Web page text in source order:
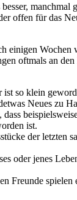
manchmal
offen für das
einigen Wochen
oftmals an
ist so klein
Neues zu
dass
ist.
der letzten
oder jenes
Freunde spielen